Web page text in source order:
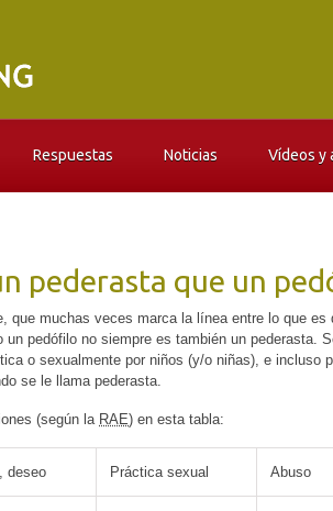
Respuestas Noticias Vídeos y
pederasta que un
que muchas veces marca la línea entre lo que
un pedófilo no siempre es también un pederasta.
o sexualmente por niños (y/o niñas), e incluso
se le llama pederasta.
(según la RAE) en esta tabla:
deseo Práctica sexual Abuso